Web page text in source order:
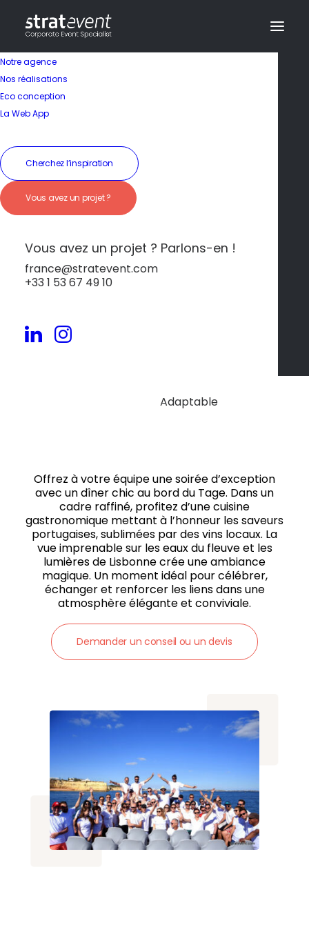
Notre agence
Nos réalisations
Eco conception
La Web App
Cherchez l’inspiration
Vous avez un projet ?
Vous avez un projet ? Parlons-en !
france@stratevent.com
+33 1 53 67 49 10
Diner au bord du Tage
Adaptable
Offrez à votre équipe une soirée d’exception
avec un dîner chic au bord du Tage. Dans un
cadre raffiné, profitez d’une cuisine
gastronomique mettant à l’honneur les saveurs
portugaises, sublimées par des vins locaux. La
vue imprenable sur les eaux du fleuve et les
lumières de Lisbonne crée une ambiance
magique. Un moment idéal pour célébrer,
échanger et renforcer les liens dans une
atmosphère élégante et conviviale.
Demander un conseil ou un devis